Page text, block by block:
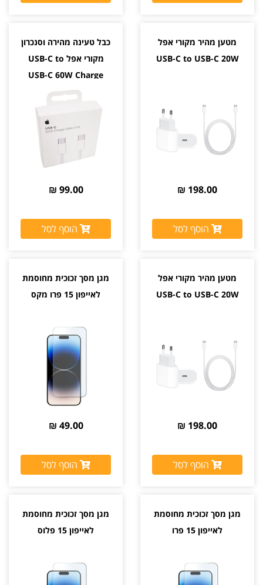
מטען מהיר מקורי אפל
USB-C to USB-C 20W
198.00 ₪
הוסף לסל
כבל טעינה מהירה וסנכרון
מקורי אפל USB-C to
USB-C 60W Charge
99.00 ₪
הוסף לסל
מטען מהיר מקורי אפל
USB-C to USB-C 20W
198.00 ₪
הוסף לסל
מגן מסך זכוכית מחוסמת
לאייפון 15 פרו מקס
49.00 ₪
הוסף לסל
מגן מסך זכוכית מחוסמת
לאייפון 15 פרו
מגן מסך זכוכית מחוסמת
לאייפון 15 פלוס